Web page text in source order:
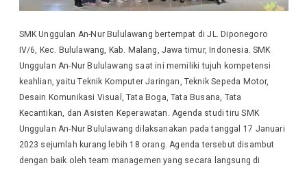
SMK Unggulan An-Nur Bululawang bertempat di JL. Diponegoro
IV/6, Kec. Bululawang, Kab. Malang, Jawa timur, Indonesia. SMK
Unggulan An-Nur Bululawang saat ini memiliki tujuh kompetensi
keahlian, yaitu Teknik Komputer Jaringan, Teknik Sepeda Motor,
Desain Komunikasi Visual, Tata Boga, Tata Busana, Tata
Kecantikan, dan Asisten Keperawatan. Agenda studi tiru SMK
Unggulan An-Nur Bululawang dilaksanakan pada tanggal 17 Januari
2023 sejumlah kurang lebih 18 orang. Agenda tersebut disambut
dengan baik oleh team managemen yang secara langsung di